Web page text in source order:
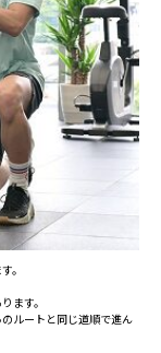
。
ます。
ルートと同じ道順で進ん